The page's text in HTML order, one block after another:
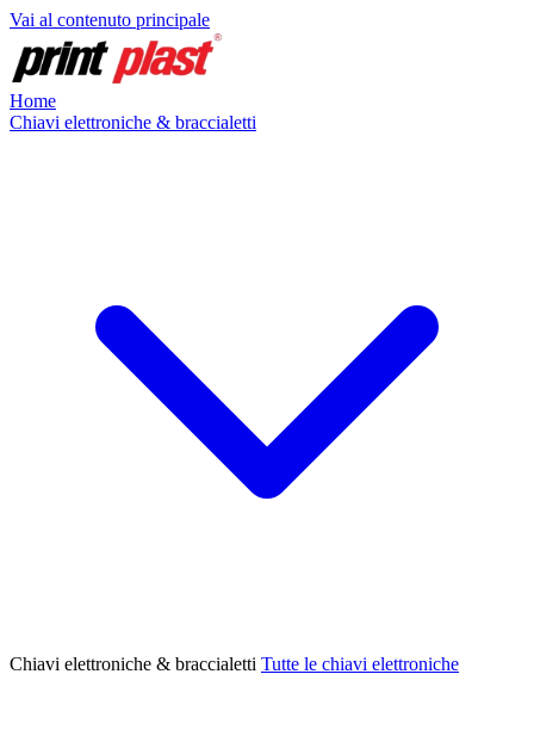
Vai al contenuto principale
Home
Chiavi elettroniche & braccialetti
Chiavi elettroniche & braccialetti Tutte le chiavi elettroniche